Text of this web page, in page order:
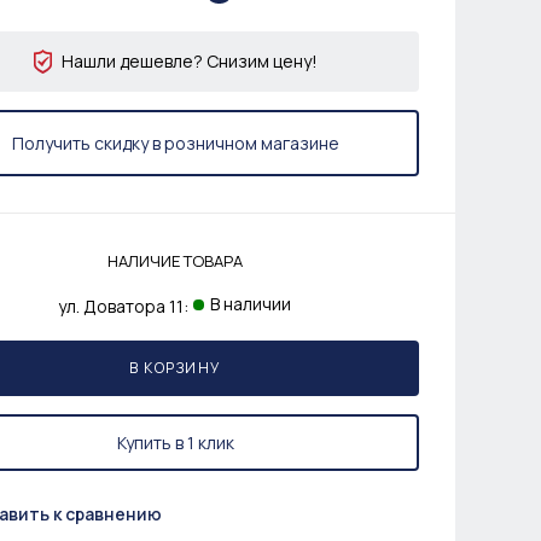
Нашли дешевле? Снизим цену!
Получить скидку в розничном магазине
НАЛИЧИЕ ТОВАРА
ул. Доватора 11: В наличии
В КОРЗИНУ
Купить в 1 клик
к сравнению